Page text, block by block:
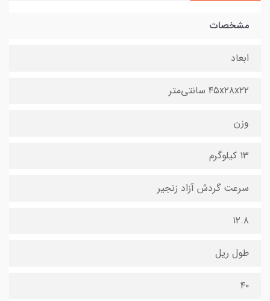
مشخصات
ابعاد
۴۵x۲۸x۲۲ سانتی‌متر
وزن
۱۳ کیلوگرم
سرعت گردش آزاد زنجیر
۱۲.۸
طول ریل
۴۰